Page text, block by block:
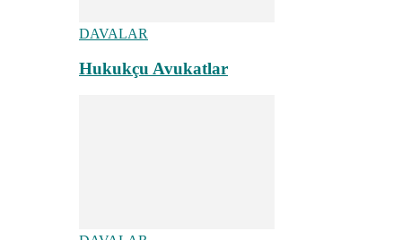
DAVALAR
Hukukçu Avukatlar